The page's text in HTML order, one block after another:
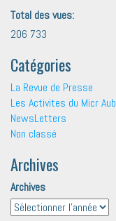
Total des vues:
206 733
Catégories
La Revue de Presse
Les Activites du Micr Aub
NewsLetters
Non classé
Archives
Archives